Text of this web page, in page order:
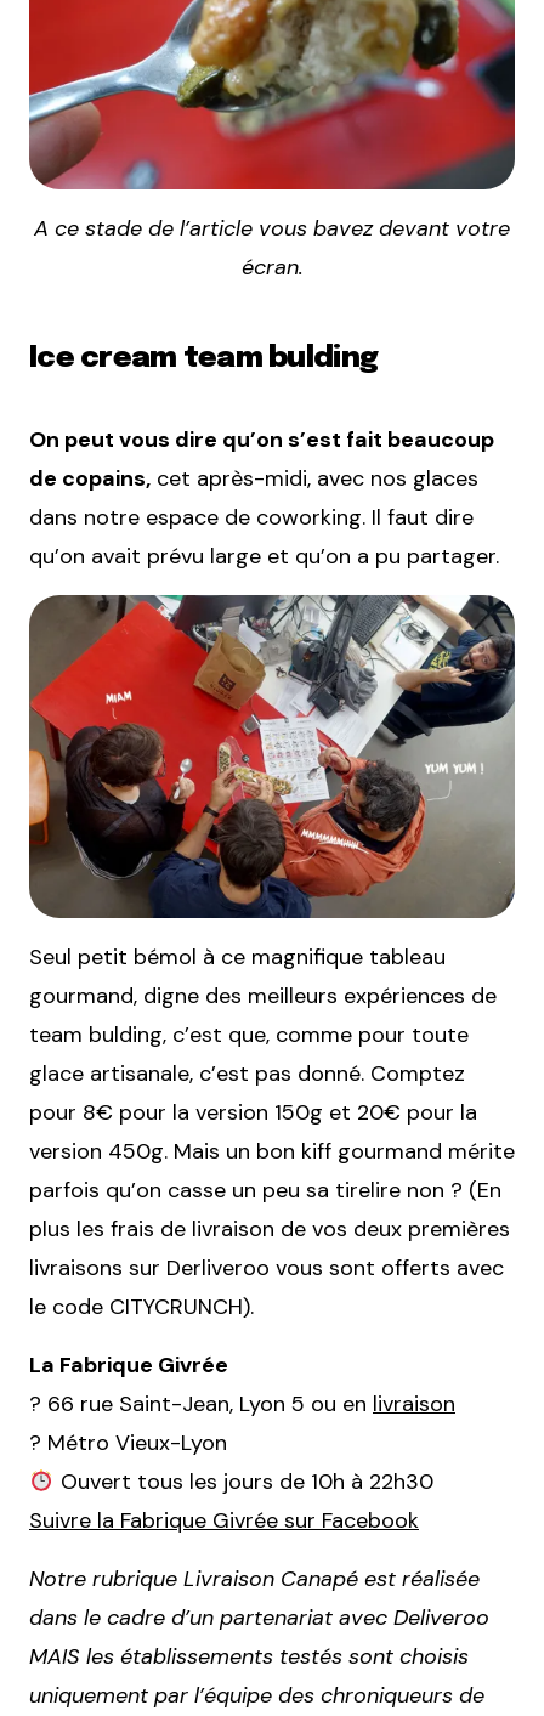
A ce stade de l’article vous bavez devant votre
écran.
Ice cream team bulding
On peut vous dire qu’on s’est fait beaucoup
de copains, cet après-midi, avec nos glaces
dans notre espace de coworking. Il faut dire
qu’on avait prévu large et qu’on a pu partager.
Seul petit bémol à ce magnifique tableau
gourmand, digne des meilleurs expériences de
team bulding, c’est que, comme pour toute
glace artisanale, c’est pas donné. Comptez
pour 8€ pour la version 150g et 20€ pour la
version 450g. Mais un bon kiff gourmand mérite
parfois qu’on casse un peu sa tirelire non ? (En
plus les frais de livraison de vos deux premières
livraisons sur Derliveroo vous sont offerts avec
le code CITYCRUNCH).
La Fabrique Givrée
? 66 rue Saint-Jean, Lyon 5 ou en livraison
? Métro Vieux-Lyon
Ouvert tous les jours de 10h à 22h30
Suivre la Fabrique Givrée sur Facebook
Notre rubrique Livraison Canapé est réalisée
dans le cadre d’un partenariat avec Deliveroo
MAIS les établissements testés sont choisis
uniquement par l’équipe des chroniqueurs de